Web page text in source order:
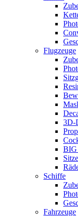
Flugzeuge
3D-
BIG
Schiffe
Fahrzeuge